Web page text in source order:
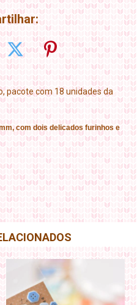
pacote com 18 unidades da
com dois delicados furinhos e